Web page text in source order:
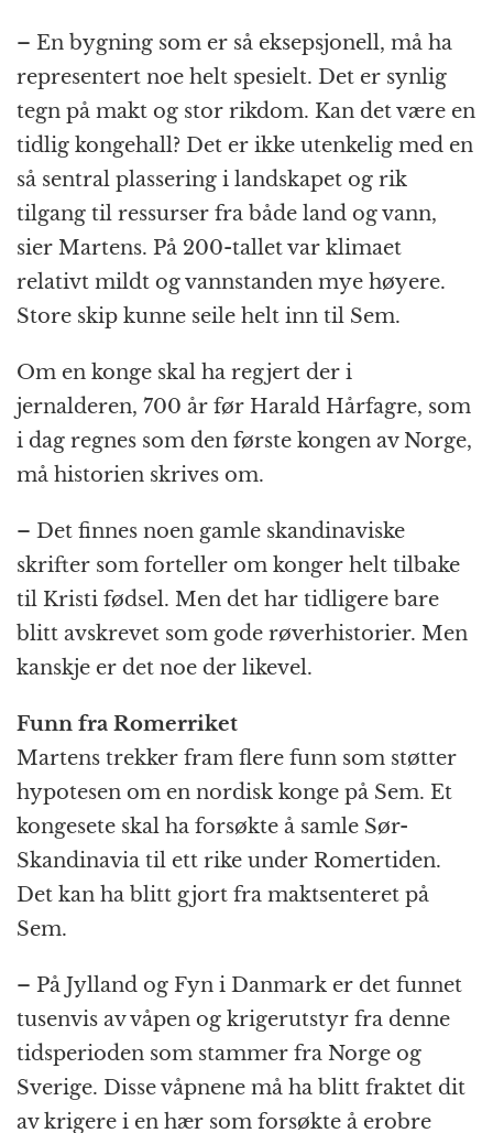
– En bygning som er så eksepsjonell, må ha
representert noe helt spesielt. Det er synlig
tegn på makt og stor rikdom. Kan det være en
tidlig kongehall? Det er ikke utenkelig med en
så sentral plassering i landskapet og rik
tilgang til ressurser fra både land og vann,
sier Martens. På 200-tallet var klimaet
relativt mildt og vannstanden mye høyere.
Store skip kunne seile helt inn til Sem.
Om en konge skal ha regjert der i
jernalderen, 700 år før Harald Hårfagre, som
i dag regnes som den første kongen av Norge,
må historien skrives om.
– Det finnes noen gamle skandinaviske
skrifter som forteller om konger helt tilbake
til Kristi fødsel. Men det har tidligere bare
blitt avskrevet som gode røverhistorier. Men
kanskje er det noe der likevel.
Funn fra Romerriket
Martens trekker fram flere funn som støtter
hypotesen om en nordisk konge på Sem. Et
kongesete skal ha forsøkte å samle Sør-
Skandinavia til ett rike under Romertiden.
Det kan ha blitt gjort fra maktsenteret på
Sem.
– På Jylland og Fyn i Danmark er det funnet
tusenvis av våpen og krigerutstyr fra denne
tidsperioden som stammer fra Norge og
Sverige. Disse våpnene må ha blitt fraktet dit
av krigere i en hær som forsøkte å erobre